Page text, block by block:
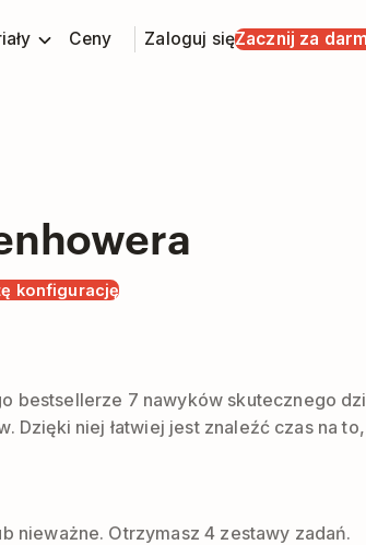
Ceny Zaloguj sięZacznij za
konfigurację
7 nawyków skutecznego
niej łatwiej jest znaleźć czas na
nieważne. Otrzymasz 4 zestawy zadań.